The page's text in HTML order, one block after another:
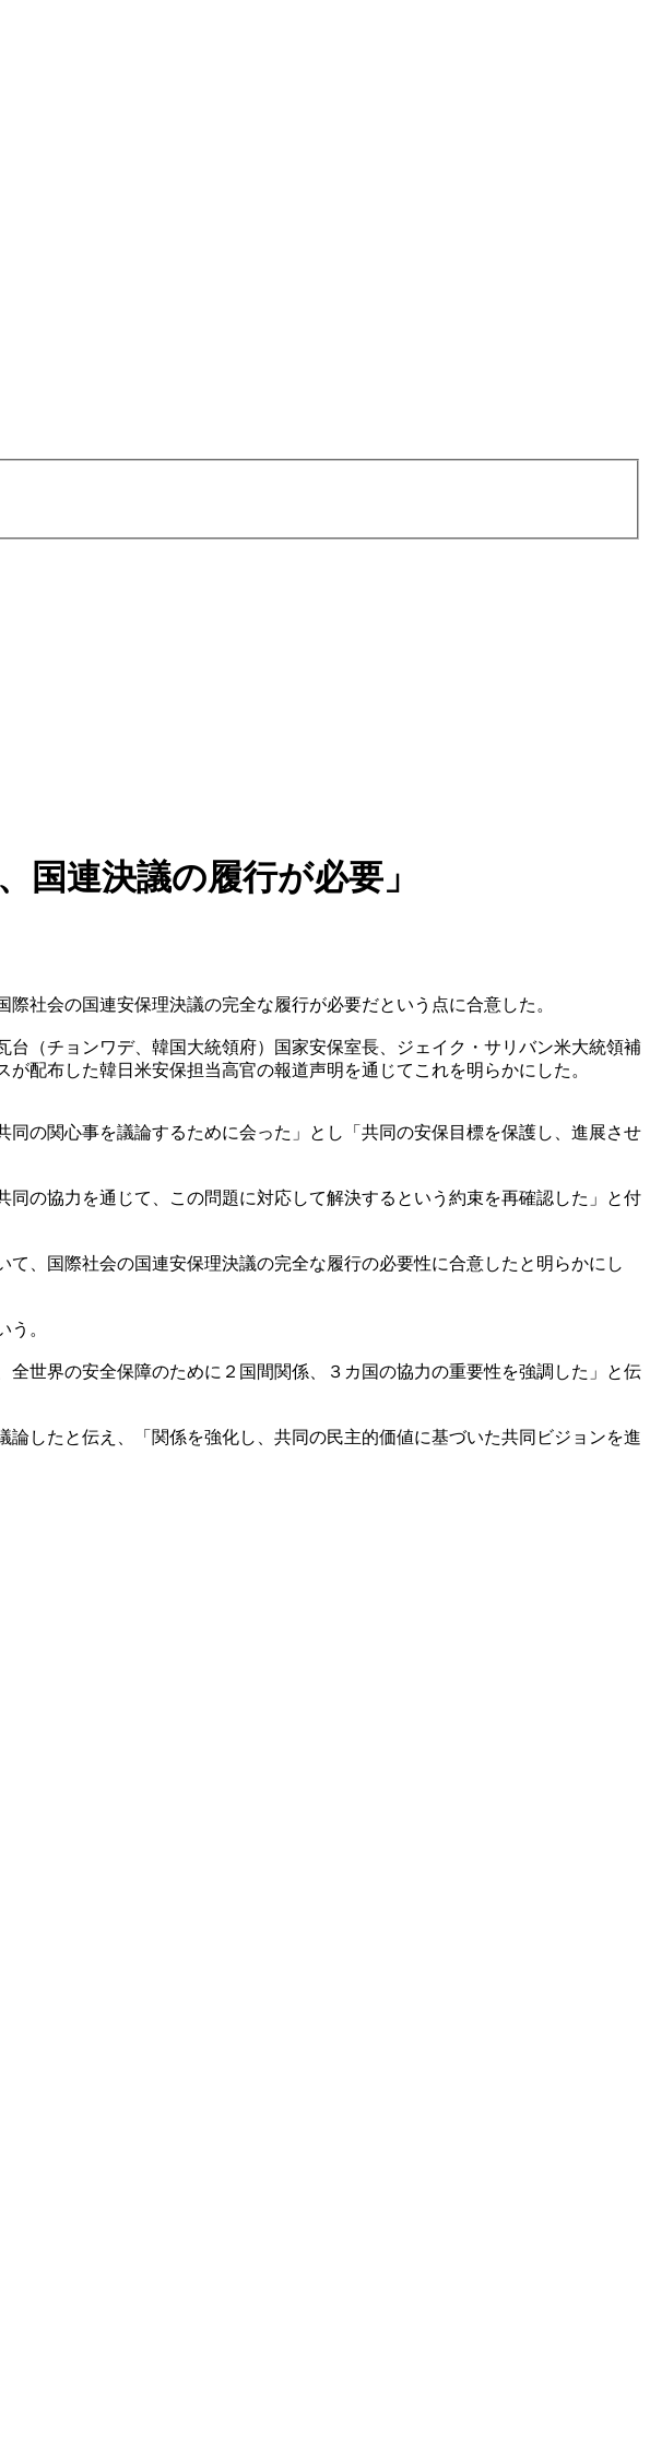
国連決議の履行が必要」
社会の国連安保理決議の完全な履行が必要だという点に合意した。
（チョンワデ、韓国大統領府）国家安保室長、ジェイク・サリバン米大統領補
配布した韓日米安保担当高官の報道声明を通じてこれを明らかにした。
の関心事を議論するために会った」とし「共同の安保目標を保護し、進展させ
の協力を通じて、この問題に対応して解決するという約束を再確認した」と付
、国際社会の国連安保理決議の完全な履行の必要性に合意したと明らかにし
。
世界の安全保障のために２国間関係、３カ国の協力の重要性を強調した」と伝
したと伝え、「関係を強化し、共同の民主的価値に基づいた共同ビジョンを進